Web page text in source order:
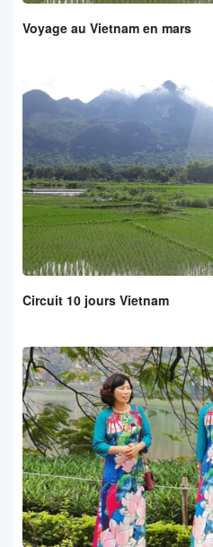
Voyage au Vietnam en mars
Circuit 10 jours Vietnam